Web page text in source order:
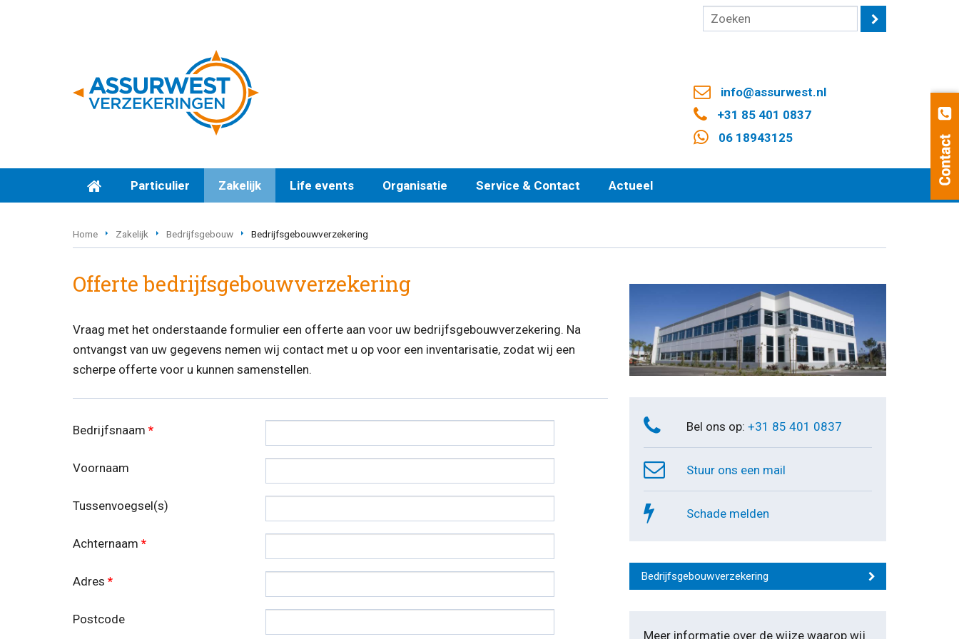
info@assurwest.nl
+31 85 401 0837
06 18943125
Particulier Zakelijk Life events Organisatie Service & Contact Actueel
Home Zakelijk Bedrijfsgebouw Bedrijfsgebouwverzekering
Offerte bedrijfsgebouwverzekering
Vraag met het onderstaande formulier een offerte aan voor uw bedrijfsgebouwverzekering. Na
ontvangst van uw gegevens nemen wij contact met u op voor een inventarisatie, zodat wij een
scherpe offerte voor u kunnen samenstellen.
Bedrijfsnaam *
Voornaam
Tussenvoegsel(s)
Achternaam *
Adres *
Postcode
Bel ons op: +31 85 401 0837
Stuur ons een mail
Schade melden
Bedrijfsgebouwverzekering
Meer informatie over de wijze waarop wij